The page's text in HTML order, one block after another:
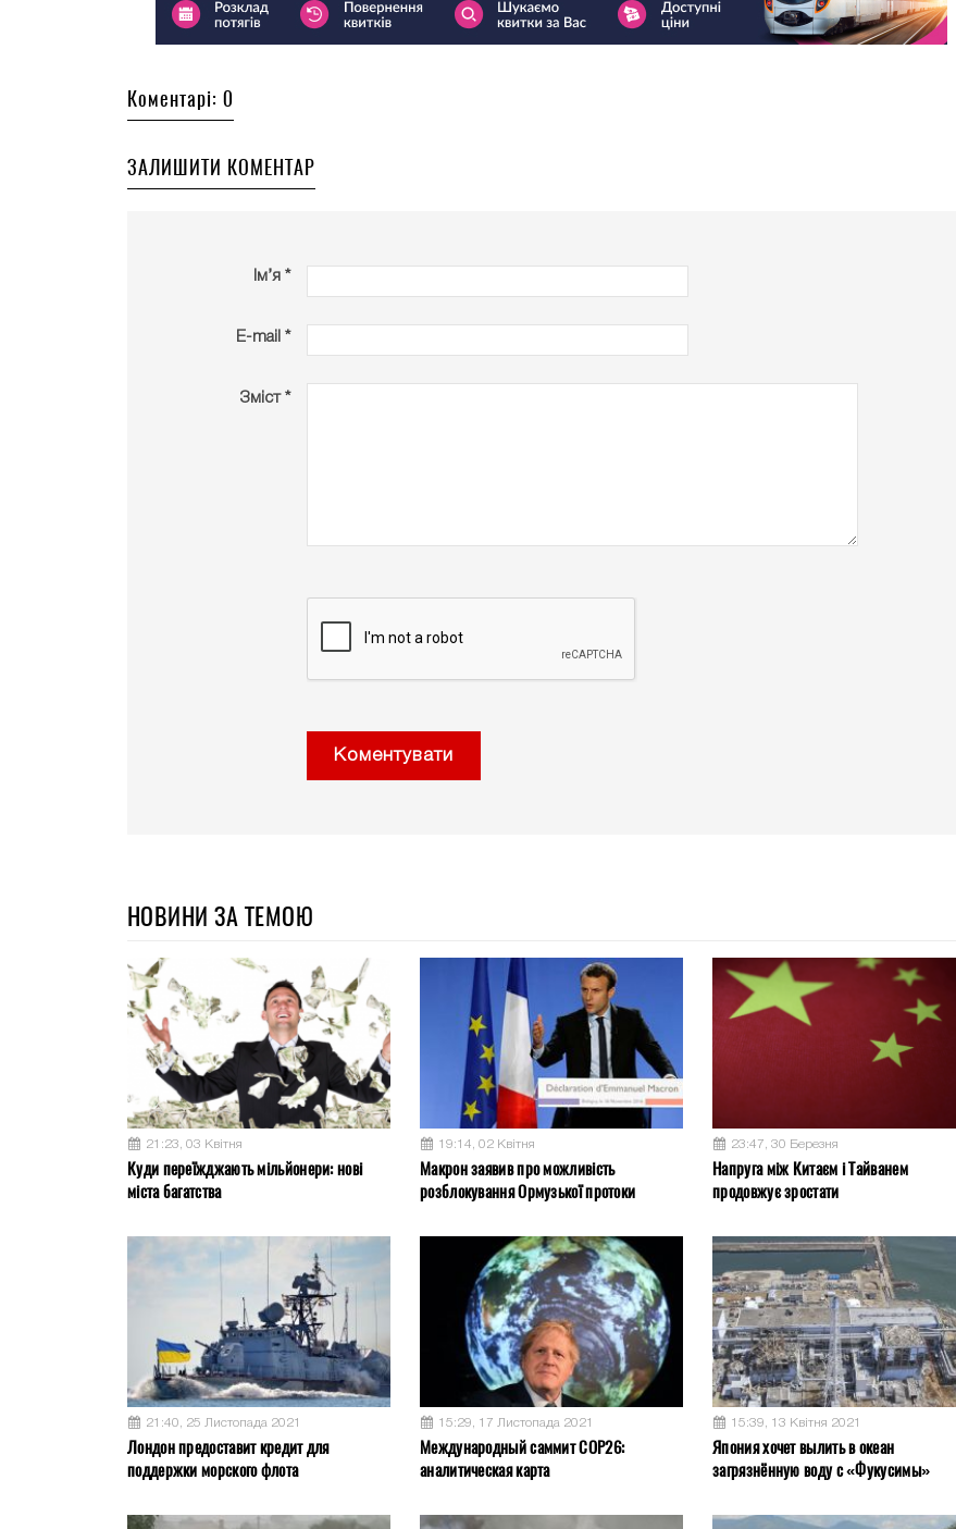
Коментарі: 0
ЗАЛИШИТИ КОМЕНТАР
Ім’я *
E-mail *
Зміст *
Коментувати
НОВИНИ ЗА ТЕМОЮ
21:23, 03 Квітня
Куди переїжджають мільйонери: нові
міста багатства
19:14, 02 Квітня
Макрон заявив про можливість
розблокування Ормузької протоки
23:47, 30 Березня
Напруга між Китаєм і Тайванем
продовжує зростати
21:40, 25 Листопада 2021
Лондон предоставит кредит для
поддержки морского флота
15:29, 17 Листопада 2021
Международный саммит COP26:
аналитическая карта
15:39, 13 Квітня 2021
Япония хочет вылить в океан
загрязнённую воду с «Фукусимы»